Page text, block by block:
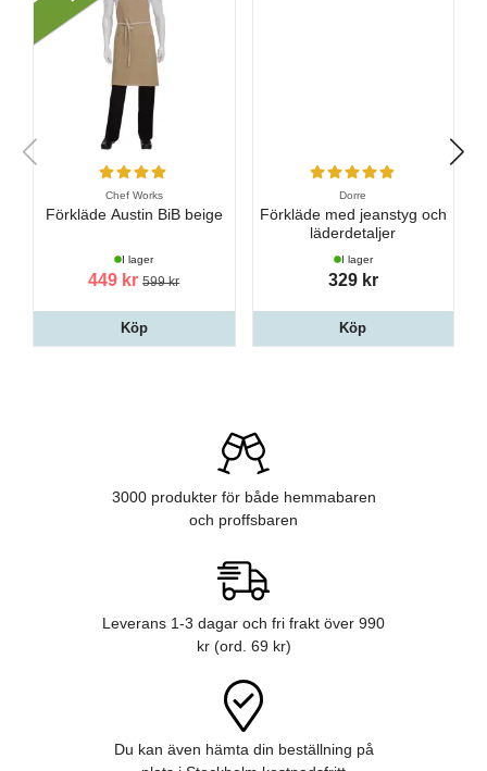
Chef Works
Förkläde Austin BiB beige
I lager
449 kr 599 kr
Köp
Dorre
Förkläde med jeanstyg och
läderdetaljer
I lager
329 kr
Köp
3000 produkter för både hemmabaren
och proffsbaren
Leverans 1-3 dagar och fri frakt över 990
kr (ord. 69 kr)
Du kan även hämta din beställning på